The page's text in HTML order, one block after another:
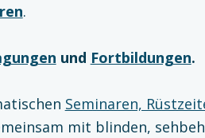
.
und Fortbildungen.
Seminaren,
mit blinden,